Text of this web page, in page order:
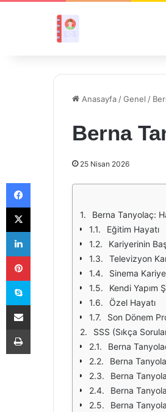
Anasayfa /Genel /
Berna
25 Nisan 2026
Berna Tanyolaç:
Eğitim Hayatı
Kariyerinin
Televizyon
Sinema
Kendi Yapım
Özel Hayatı
Son Dönem
SSS (Sıkça
Berna
Berna
Berna
Berna
Berna
Facebook
X
LinkedIn
Pinterest
Skype
E-Posta ile paylaş